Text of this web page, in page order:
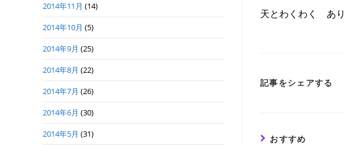
天とわくわく あり
記事をシェアする
おすすめ
2014年11月 (14)
2014年10月 (5)
2014年9月 (25)
2014年8月 (22)
2014年7月 (26)
2014年6月 (30)
2014年5月 (31)